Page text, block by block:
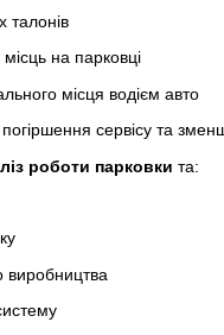
талонів
на парковці
місця водієм авто
сервісу та
роботи парковки та:
виробництва